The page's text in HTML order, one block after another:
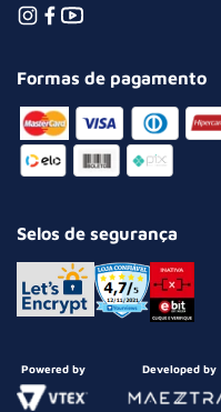
Formas de pagamento
Selos de segurança
Powered by Developed by